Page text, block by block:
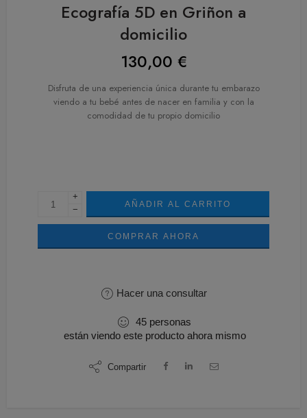
Ecografía 5D en Griñon a
domicilio
130,00 €
Disfruta de una experiencia única durante tu embarazo
viendo a tu bebé antes de nacer en familia y con la
comodidad de tu propio domicilio
+
−
AÑADIR AL CARRITO
COMPRAR AHORA
Hacer una consultar
45 personas
están viendo este producto ahora mismo
Compartir